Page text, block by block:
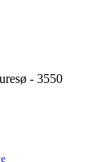
- 3550